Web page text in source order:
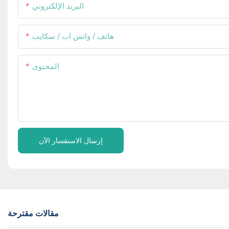
البريد الإلكتروني
هاتف / واتس اب / سكايب
المحتوى
إرسال الاستفسار الآن
مقالات مقترحة